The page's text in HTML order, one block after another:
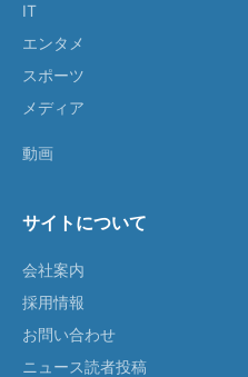
IT
エンタメ
スポーツ
メディア
動画
サイトについて
会社案内
採用情報
お問い合わせ
ニュース読者投稿